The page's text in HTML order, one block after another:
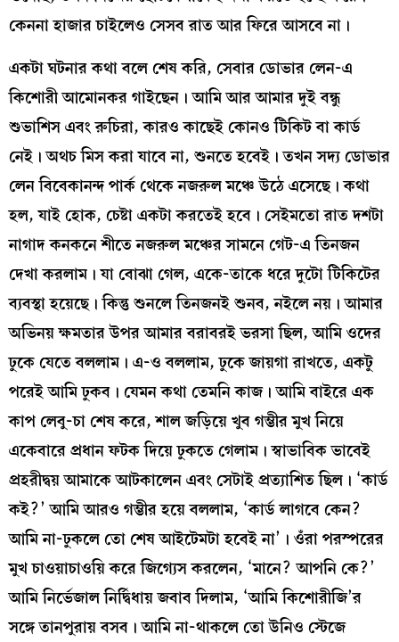
কেননা হাজার চাইলেও সেসব রাত আর ফিরে আসবে না।
একটা ঘটনার কথা বলে শেষ করি, সেবার ডোভার লেন-এ
কিশোরী আমোনকর গাইছেন। আমি আর আমার দুই বন্ধু
শুভাশিস এবং রুচিরা, কারও কাছেই কোনও টিকিট বা কার্ড
নেই। অথচ মিস করা যাবে না, শুনতে হবেই। তখন সদ্য ডোভার
লেন বিবেকানন্দ পার্ক থেকে নজরুল মঞ্চে উঠে এসেছে। কথা
হল, যাই হোক, চেষ্টা একটা করতেই হবে। সেইমতো রাত দশটা
নাগাদ কনকনে শীতে নজরুল মঞ্চের সামনে গেট-এ তিনজন
দেখা করলাম। যা বোঝা গেল, একে-তাকে ধরে দুটো টিকিটের
ব্যবস্থা হয়েছে। কিন্তু শুনলে তিনজনই শুনব, নইলে নয়। আমার
অভিনয় ক্ষমতার উপর আমার বরাবরই ভরসা ছিল, আমি ওদের
ঢুকে যেতে বললাম। এ-ও বললাম, ঢুকে জায়গা রাখতে, একটু
পরেই আমি ঢুকব। যেমন কথা তেমনি কাজ। আমি বাইরে এক
কাপ লেবু-চা শেষ করে, শাল জড়িয়ে খুব গম্ভীর মুখ নিয়ে
একেবারে প্রধান ফটক দিয়ে ঢুকতে গেলাম। স্বাভাবিক ভাবেই
প্রহরীদ্বয় আমাকে আটকালেন এবং সেটাই প্রত্যাশিত ছিল। ‘কার্ড
কই?’ আমি আরও গম্ভীর হয়ে বললাম, ‘কার্ড লাগবে কেন?
আমি না-ঢুকলে তো শেষ আইটেমটা হবেই না’। ওঁরা পরস্পরের
মুখ চাওয়াচাওয়ি করে জিগ্যেস করলেন, ‘মানে? আপনি কে?’
আমি নির্ভেজাল নির্দ্বিধায় জবাব দিলাম, ‘আমি কিশোরীজি’র
সঙ্গে তানপুরায় বসব। আমি না-থাকলে তো উনিও স্টেজে